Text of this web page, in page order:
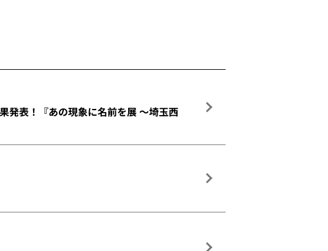
発表！『あの現象に名前を展 ～埼玉西